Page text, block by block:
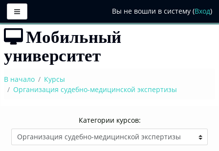
Перейти
содержанию
Боковая панель Вы не вошли в систему (Вход)
Мобильный
университет
В начало
Курсы
Организация судебно-медицинской экспертизы
Категории курсов: